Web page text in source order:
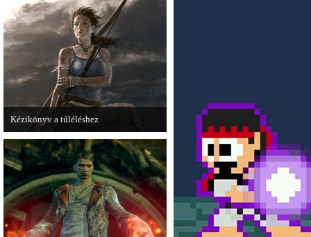
Az egyik leghíresebb játékmagazin, az EDGE is elmondja, hogy szerinte melyek
voltak idén a legjobb játékok.
Kézikönyv a túléléshez
A Tomb Raider sem ússza meg a
manapság már kötelező videosorozatot.